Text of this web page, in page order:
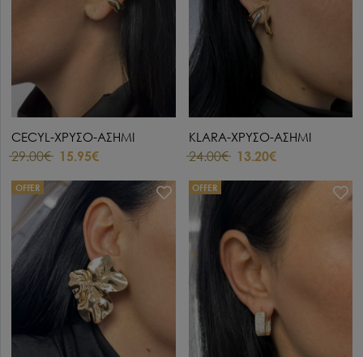
CECYL-ΧΡΥΣΟ-ΑΣΗΜΙ
29.00€ 15.95€
KLARA-ΧΡΥΣΟ-ΑΣΗΜΙ
24.00€ 13.20€
OFFER OFFER